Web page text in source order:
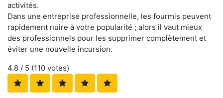
activités.
Dans une entreprise professionnelle, les fourmis peuvent
rapidement nuire à votre popularité ; alors il vaut mieux
des professionnels pour les supprimer complètement et
éviter une nouvelle incursion.
4.8 / 5 (110 votes)